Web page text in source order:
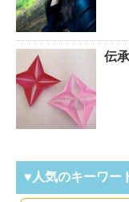
伝
♥人気のキーワー